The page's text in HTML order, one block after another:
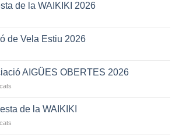
de la WAIKIKI 2026
de Vela Estiu 2026
AIGÜES OBERTES 2026
d’Iniciació
de la WAIKIKI